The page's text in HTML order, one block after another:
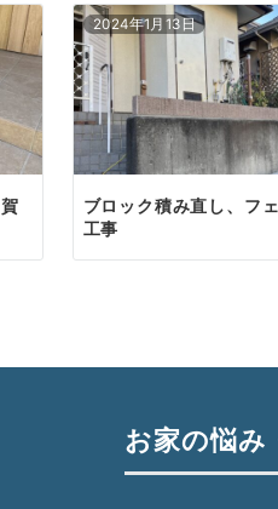
2024年1月13日
ブロック積み直し、フ
工事
お家の悩み